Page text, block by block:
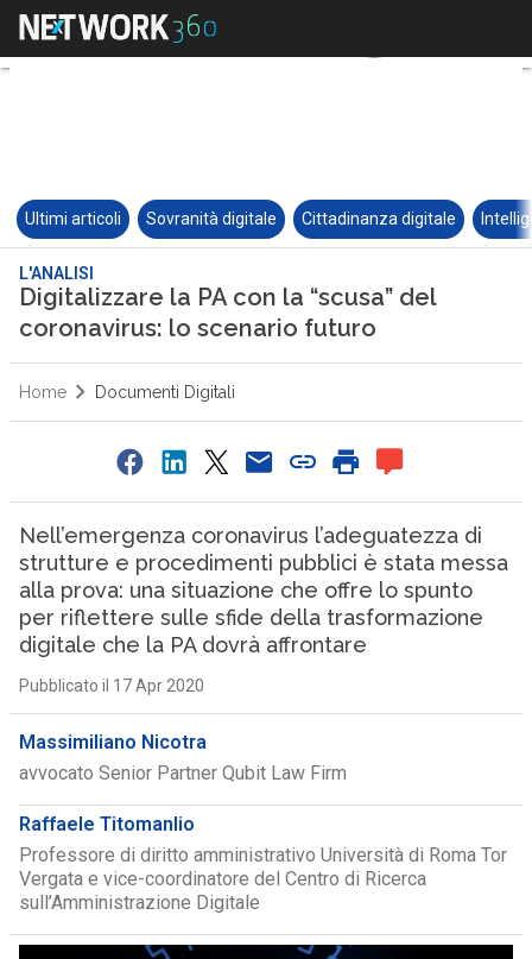
Ultimi articoli Sovranità digitale Cittadinanza digitale
L'ANALISI
Digitalizzare la PA con la “scusa” del
coronavirus: lo scenario futuro
Home Documenti Digitali
Nell’emergenza coronavirus l’adeguatezza di
strutture e procedimenti pubblici è stata messa
alla prova: una situazione che offre lo spunto
per riflettere sulle sfide della trasformazione
digitale che la PA dovrà affrontare
Pubblicato il 17 Apr 2020
Massimiliano Nicotra
avvocato Senior Partner Qubit Law Firm
Raffaele Titomanlio
Professore di diritto amministrativo Università di Roma Tor
Vergata e vice-coordinatore del Centro di Ricerca
sull’Amministrazione Digitale